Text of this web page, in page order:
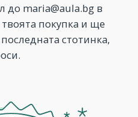
до maria@aula.bg в
покупка и ще
стотинка,